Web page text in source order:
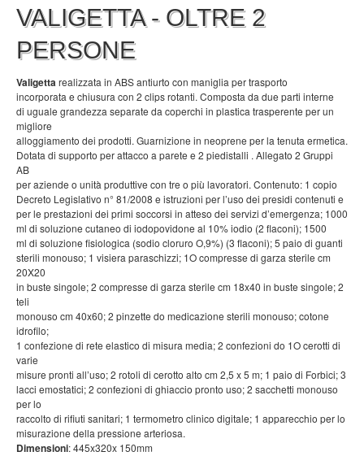
VALIGETTA - OLTRE 2
PERSONE
Valigettarealizzata in ABS antiurto con maniglia per trasporto
incorporata e chiusura con 2 clips rotanti. Composta da due parti interne
di uguale grandezza separate da coperchi in plastica trasperente per un
migliore
alloggiamento dei prodotti. Guarnizione in neoprene per la tenuta ermetica.
Dotata di supporto per attacco a parete e 2 piedistalli . Allegato 2 Gruppi
AB
per aziende o unità produttive con tre o più lavoratori. Contenuto: 1 copio
Decreto Legislativo n° 81/2008 e istruzioni per l’uso dei presidi contenuti e
per le prestazioni dei primi soccorsi in atteso dei servizi d’emergenza; 1000
ml di soluzione cutaneo di iodopovidone al 10% iodio (2 flaconi); 1500
ml di soluzione fisiologica (sodio cloruro O,9%) (3 flaconi); 5 paio di guanti
sterili monouso; 1 visiera paraschizzi; 1O compresse di garza sterile cm
20X20
in buste singole; 2 compresse di garza sterile cm 18x40 in buste singole; 2
teli
monouso cm 40x60; 2 pinzette do medicazione sterili monouso; cotone
idrofilo;
1 confezione di rete elastico di misura media; 2 confezioni do 1O cerotti di
varie
misure pronti all’uso; 2 rotoli di cerotto alto cm 2,5 x 5 m; 1 paio di Forbici; 3
lacci emostatici; 2 confezioni di ghiaccio pronto uso; 2 sacchetti monouso
per lo
raccolto di rifiuti sanitari; 1 termometro clinico digitale; 1 apparecchio per lo
misurazione della pressione arteriosa.
Dimensioni: 445x320x 150mm